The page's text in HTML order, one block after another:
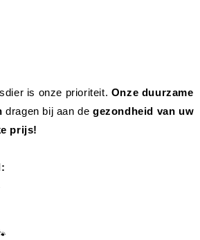
is onze prioriteit. Onze duurzame
dragen bij aan de gezondheid van uw
prijs!